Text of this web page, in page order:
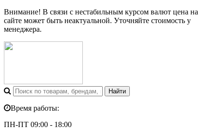
Внимание! В связи с нестабильным курсом валют цена на
сайте может быть неактуальной. Уточняйте стоимость у
менеджера.
Время работы:
ПН-ПТ 09:00 - 18:00